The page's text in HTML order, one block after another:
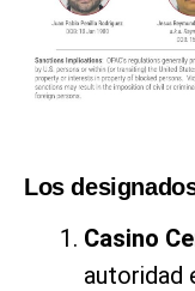
Los
Casino
autoridad